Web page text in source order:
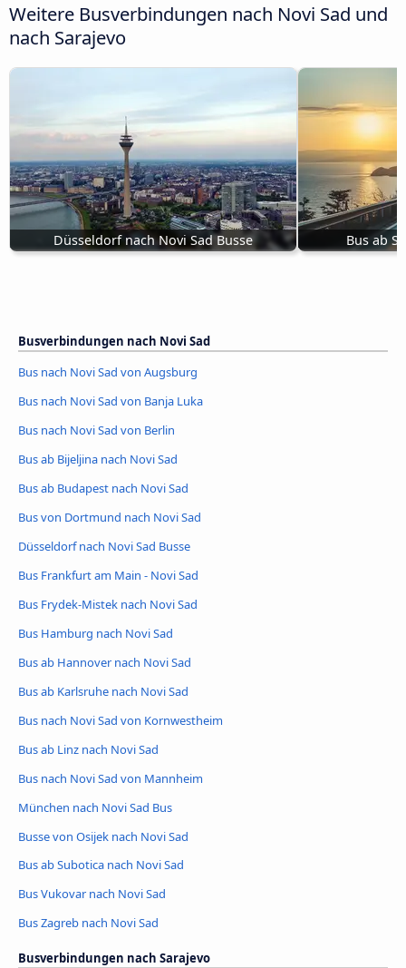
Weitere Busverbindungen nach Novi Sad und
nach Sarajevo
Düsseldorf nach Novi Sad Busse Bus ab
Busverbindungen nach Novi Sad
Bus nach Novi Sad von Augsburg
Bus nach Novi Sad von Banja Luka
Bus nach Novi Sad von Berlin
Bus ab Bijeljina nach Novi Sad
Bus ab Budapest nach Novi Sad
Bus von Dortmund nach Novi Sad
Düsseldorf nach Novi Sad Busse
Bus Frankfurt am Main - Novi Sad
Bus Frydek-Mistek nach Novi Sad
Bus Hamburg nach Novi Sad
Bus ab Hannover nach Novi Sad
Bus ab Karlsruhe nach Novi Sad
Bus nach Novi Sad von Kornwestheim
Bus ab Linz nach Novi Sad
Bus nach Novi Sad von Mannheim
München nach Novi Sad Bus
Busse von Osijek nach Novi Sad
Bus ab Subotica nach Novi Sad
Bus Vukovar nach Novi Sad
Bus Zagreb nach Novi Sad
Busverbindungen nach Sarajevo